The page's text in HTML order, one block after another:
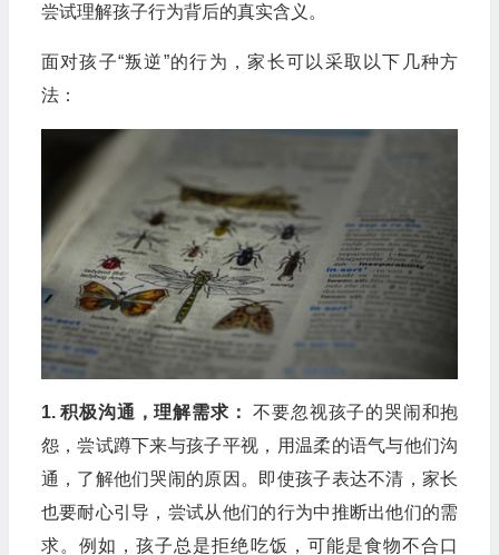
尝试理解孩子行为背后的真实含义。
面对孩子“叛逆”的行为，家长可以采取以下几种方
法：
1. 积极沟通，理解需求：
不要忽视孩子的哭闹和抱
怨，尝试蹲下来与孩子平视，用温柔的语气与他们沟
通，了解他们哭闹的原因。即使孩子表达不清，家长
也要耐心引导，尝试从他们的行为中推断出他们的需
求。例如，孩子总是拒绝吃饭，可能是食物不合口